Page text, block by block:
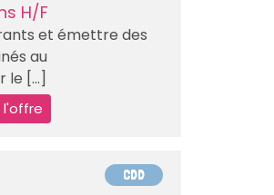
H/F
et émettre des
au
[...]
l'offre
CDD